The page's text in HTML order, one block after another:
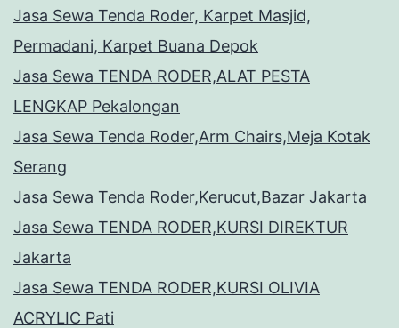
Jasa Sewa Tenda Roder, Karpet Masjid,
Permadani, Karpet Buana Depok
Jasa Sewa TENDA RODER,ALAT PESTA
LENGKAP Pekalongan
Jasa Sewa Tenda Roder,Arm Chairs,Meja Kotak
Serang
Jasa Sewa Tenda Roder,Kerucut,Bazar Jakarta
Jasa Sewa TENDA RODER,KURSI DIREKTUR
Jakarta
Jasa Sewa TENDA RODER,KURSI OLIVIA
ACRYLIC Pati